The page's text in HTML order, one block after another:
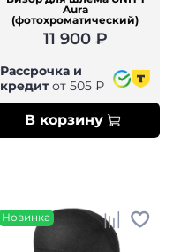
Aura
(фотохроматический)
11 900 ₽
Рассрочка и
кредитот 505 ₽
В корзину
Новинка